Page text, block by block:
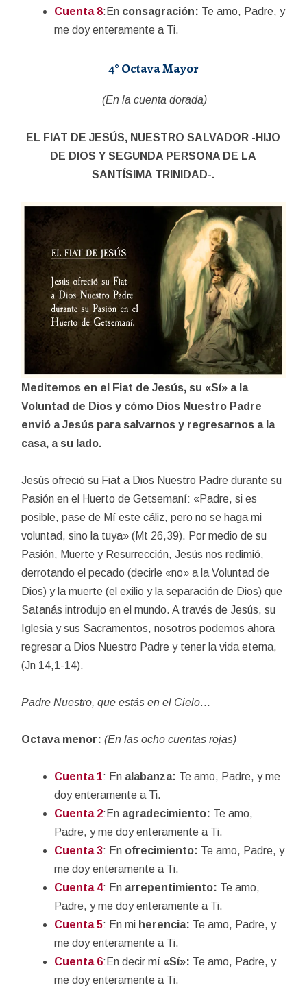
Cuenta 8:En consagración: Te amo, Padre, y
me doy enteramente a Ti.
4° Octava Mayor
(En la cuenta dorada)
EL FIAT DE JESÚS, NUESTRO SALVADOR -HIJO
DE DIOS Y SEGUNDA PERSONA DE LA
SANTÍSIMA TRINIDAD-.
Meditemos en el Fiat de Jesús, su «Sí» a la
Voluntad de Dios y cómo Dios Nuestro Padre
envió a Jesús para salvarnos y regresarnos a la
casa, a su lado.
Jesús ofreció su Fiat a Dios Nuestro Padre durante su
Pasión en el Huerto de Getsemaní: «Padre, si es
posible, pase de Mí este cáliz, pero no se haga mi
voluntad, sino la tuya» (Mt 26,39). Por medio de su
Pasión, Muerte y Resurrección, Jesús nos redimió,
derrotando el pecado (decirle «no» a la Voluntad de
Dios) y la muerte (el exilio y la separación de Dios) que
Satanás introdujo en el mundo. A través de Jesús, su
Iglesia y sus Sacramentos, nosotros podemos ahora
regresar a Dios Nuestro Padre y tener la vida eterna,
(Jn 14,1-14).
Padre Nuestro, que estás en el Cielo…
Octava menor: (En las ocho cuentas rojas)
Cuenta 1: En alabanza: Te amo, Padre, y me
doy enteramente a Ti.
Cuenta 2:En agradecimiento: Te amo,
Padre, y me doy enteramente a Ti.
Cuenta 3: En ofrecimiento: Te amo, Padre, y
me doy enteramente a Ti.
Cuenta 4: En arrepentimiento: Te amo,
Padre, y me doy enteramente a Ti.
Cuenta 5: En mi herencia: Te amo, Padre, y
me doy enteramente a Ti.
Cuenta 6:En decir mí «Sí»: Te amo, Padre, y
me doy enteramente a Ti.